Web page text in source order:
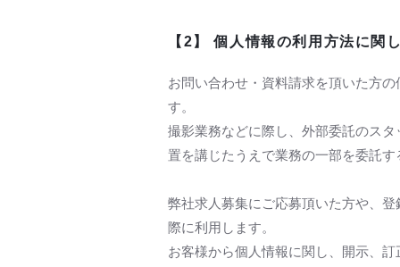
【2】 個人情報の利用方法に関
お問い合わせ・資料請求を頂いた方
す。
撮影業務などに際し、外部委託のス
置を講じたうえで業務の一部を委託
弊社求人募集にご応募頂いた方や、
際に利用します。
お客様から個人情報に関し、開示、